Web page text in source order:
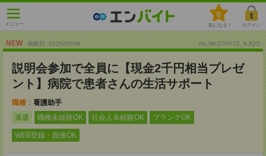
メニュー
0
気になる！ ログイン
NEW 掲載日 :2026/08/08 No.NKSTNY12_KJQO
説明会参加で全員に【現金2千円相当プレゼ
ント】病院で患者さんの生活サポート
職種： 看護助手
派遣
職種未経験OK 社会人未経験OK ブランクOK
WEB登録・面接OK